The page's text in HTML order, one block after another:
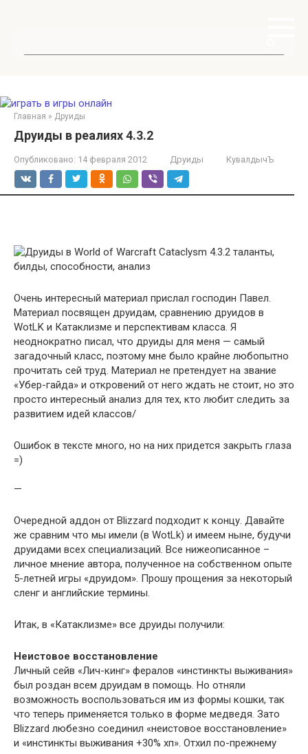
Главная » Друиды
Друиды в реалиях 4.3.2
Опубликовано: 14 февраля 2012 Друиды КувалдычЪ
Очень интересный материал прислал господин Павел.
Материал посвящен друидам, сравнению друидов в
WotLK и Катаклизме и перспективам класса. Я
неоднократно писал, что друиды для меня — самый
загадочный класс, поэтому мне было крайне любопытно
прочитать сей труд. Материал не претендует на звание
«Убер-гайда» и откровений от него ждать не стоит, но это
просто интересный анализ для тех, кто любит следить за
развитием идей классов/
Ошибок в тексте много, но на них придется закрыть глаза
=)
—
Очередной аддон от Blizzard подходит к концу. Давайте
же сравним что мы имели (в WotLk) и имеем ныне, будучи
друидами всех специализаций. Все нижеописанное –
личное мнение автора, полученное на собственном опыте
5-летней игры «друидом». Прошу прощения за некоторый
сленг и английские термины.
Итак, в «Катаклизме» все друиды получили:
Неистовое восстановление
Личный сейв «Лич-кинг» фералов «инстинкты выживания»
был роздан всем друидам в помощь. Но отняли
возможность воспользоваться им из формы кошки, так
что теперь применяется только в форме медведя. Зато
Blizzard любезно соединил «неистовое восстановление»
и «инстинкты выживания +30% хп». Отхил по-прежнему